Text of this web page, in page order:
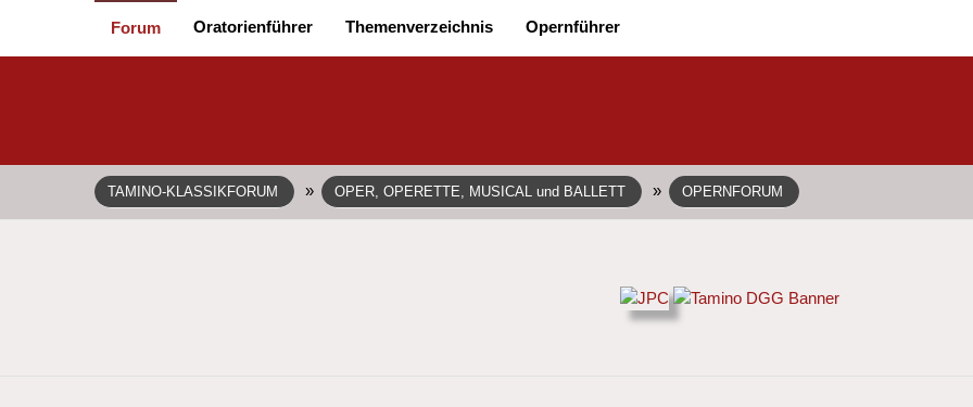
Forum Oratorienführer Themenverzeichnis Opernführer
TAMINO-KLASSIKFORUM » OPER, OPERETTE, MUSICAL und BALLETT » OPERNFORUM